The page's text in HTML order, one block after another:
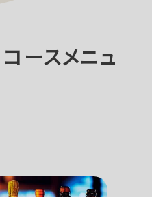
ースメニュ